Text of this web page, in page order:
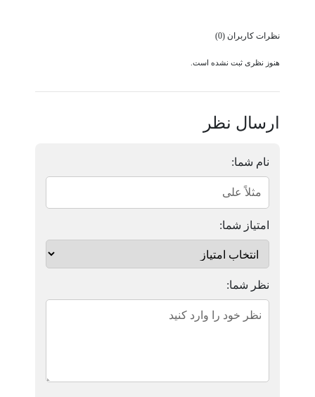
نظرات کاربران (0)
هنوز نظری ثبت نشده است.
ارسال نظر
نام شما:
امتیاز شما:
نظر شما: